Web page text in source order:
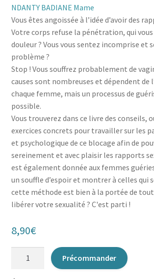
NDANTY BADIANE Mame
Vous êtes angoissée à l’idée d’avoir des
Votre corps refuse la pénétration, qui
douleur ? Vous vous sentez incomprise et
problème ?
Stop ! Vous souffrez probablement de
causes sont nombreuses et dépendent de
chaque femme, mais un processus de
possible.
Vous trouverez dans ce livre des conseils,
exercices concrets pour travailler sur les
et psychologique de ce blocage afin de
sereinement et avec plaisir les rapports
est également donnée aux femmes
un souffle d’espoir et montrer à celles qui
cette méthode est bien à la portée de
libérer votre sexualité ? C'est parti !
8,90€
Précommander